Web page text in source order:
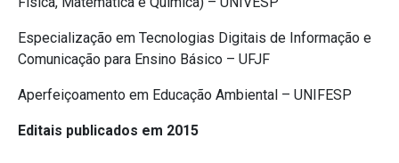
Especialização em Tecnologias Digitais de Informação e
Comunicação para Ensino Básico – UFJF
Aperfeiçoamento em Educação Ambiental – UNIFESP
Editais publicados em 2015